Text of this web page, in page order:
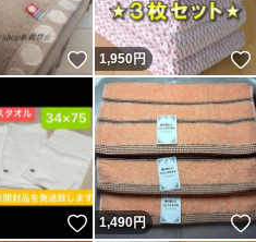
いいね！
1,950円
いいね！
1,490円